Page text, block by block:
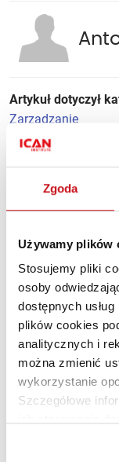
Zgoda
Używamy plików
Stosujemy pliki
osoby
dostępnych
plików cookies
analitycznych i
można zmienić
wykorzystanie
Szczegółowe
Artykuł dotyczył
Zarządzanie